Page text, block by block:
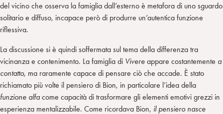
del vicino che osserva la famiglia dall’esterno è metafora di uno sguardo
solitario e diffuso, incapace però di produrre un’autentica funzione
riflessiva.
La discussione si è quindi soffermata sul tema della differenza tra
vicinanza e contenimento. La famiglia di Vivere appare costantemente a
contatto, ma raramente capace di pensare ciò che accade. È stato
richiamato più volte il pensiero di Bion, in particolare l’idea della
funzione alfacome capacità di trasformare gli elementi emotivi grezzi in
esperienza mentalizzabile. Come ricordava Bion, il pensiero nasce